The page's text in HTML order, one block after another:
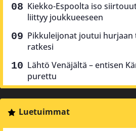
Kiekko-Espoolta iso
liittyy joukkueeseen
Pikkuleijonat joutui
ratkesi
Lähtö Venäjältä – entisen
purettu
Luetuimmat